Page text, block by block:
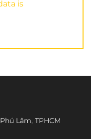
is
Lâm, TPHCM